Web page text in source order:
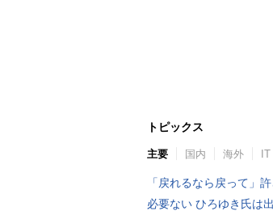
トピックス
主要 国内 海外
「戻れるなら戻って」
必要ない ひろゆき氏は